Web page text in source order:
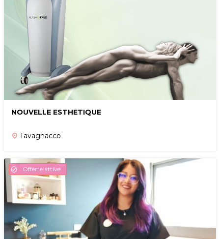
NOUVELLE ESTHETIQUE
place Tavagnacco
check_circle Offerte attive